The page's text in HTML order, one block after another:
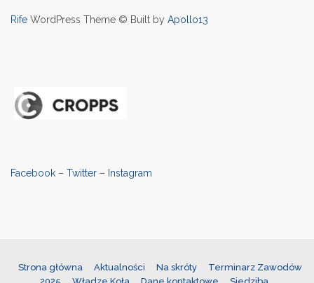
Rife WordPress Theme © Built by Apollo13
Facebook – Twitter – Instagram
Strona główna Aktualności Na skróty
Terminarz Zawodów